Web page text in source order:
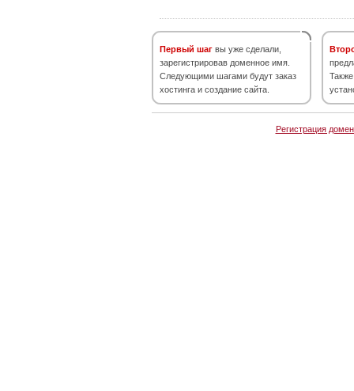
Первый шаг вы уже сделали,
зарегистрировав доменное имя.
Следующими шагами будут заказ
хостинга и создание сайта.
Регистрация